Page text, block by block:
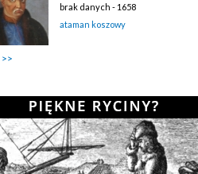
brak danych - 1658
ataman koszowy